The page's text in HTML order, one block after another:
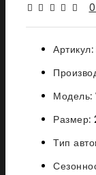
Артикул:
Модель:
Размер:
Тип